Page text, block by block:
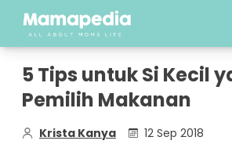
5 Tips untuk Si Kecil
Pemilih Makanan
Krista Kanya 12 Sep 2018